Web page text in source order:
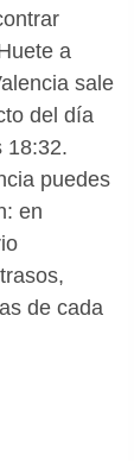
a
sale
del día
18:32.
puedes
en
de cada